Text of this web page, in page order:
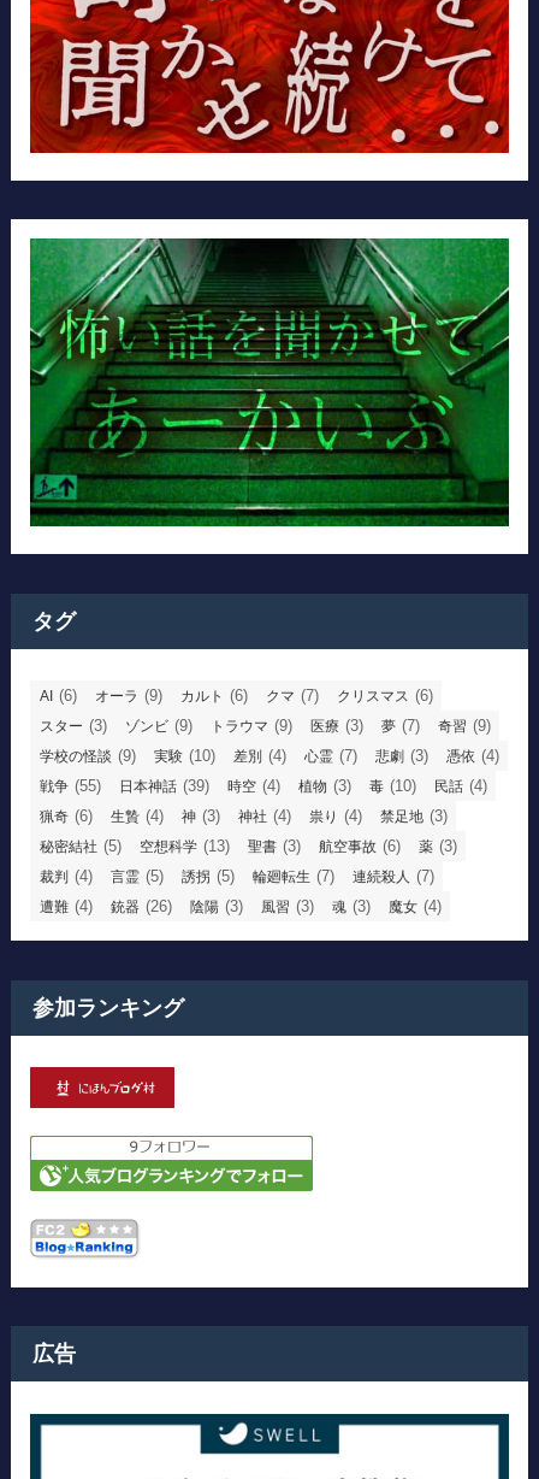
タグ
AI (6) オーラ (9) カルト (6) クマ (7) クリスマス (6)
スター (3) ゾンビ (9) トラウマ (9) 医療 (3) 夢 (7) 奇習 (9)
学校の怪談 (9) 実験 (10) 差別 (4) 心霊 (7) 悲劇 (3) 憑依 (4)
戦争 (55) 日本神話 (39) 時空 (4) 植物 (3) 毒 (10) 民話 (4)
猟奇 (6) 生贄 (4) 神 (3) 神社 (4) 祟り (4) 禁足地 (3)
秘密結社 (5) 空想科学 (13) 聖書 (3) 航空事故 (6) 薬 (3)
裁判 (4) 言霊 (5) 誘拐 (5) 輪廻転生 (7) 連続殺人 (7)
遭難 (4) 銃器 (26) 陰陽 (3) 風習 (3) 魂 (3) 魔女 (4)
参加ランキング
広告